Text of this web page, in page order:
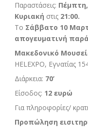
Παραστάσεις:
Κυριακή στις 21:00.
Το Σάββατο 10
απογευματινή
Μακεδονικό
HELEXPO, Εγνατίας
Διάρκεια: 70’
Είσοδος: 12 ευρώ
Για πληροφορίες/
Προπώληση